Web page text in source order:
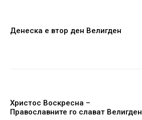
Денеска е втор ден Велигден
Христос Воскресна –
Православните го слават Велигден